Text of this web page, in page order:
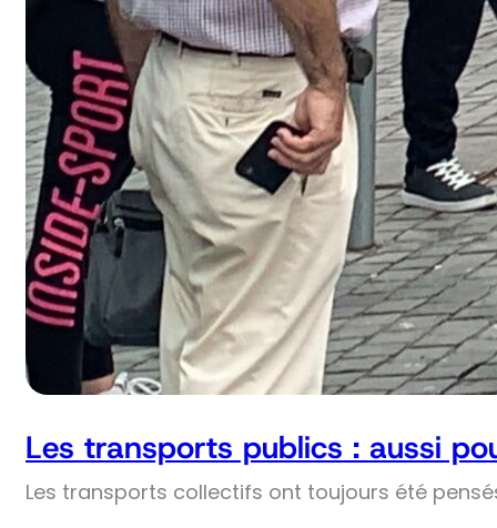
Les transports publics : aussi
Les transports collectifs ont toujours été